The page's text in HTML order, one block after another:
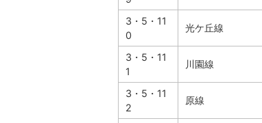
3・5・11
0
光ケ丘線
3・5・11
1
川園線
3・5・11
2
原線